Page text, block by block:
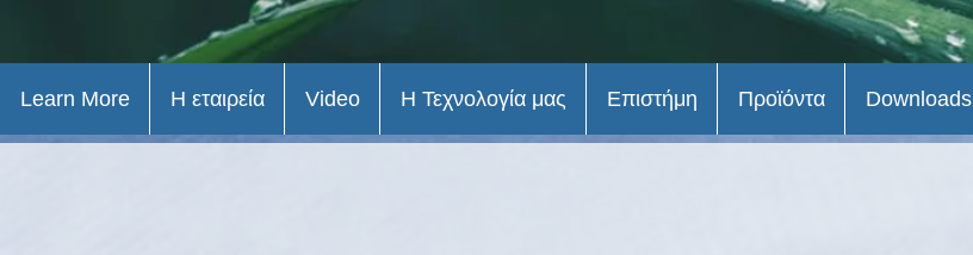
Learn More Η εταιρεία Video Η Τεχνολογία μας Επιστήμη Προϊόντα Downloads